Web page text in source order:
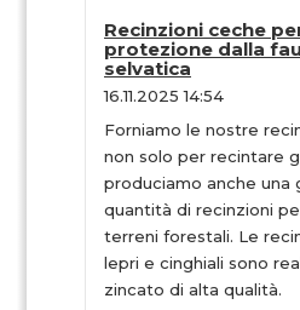
Recinzioni ceche
protezione dalla
selvatica
16.11.2025 14:54
Forniamo le nostre
non solo per recintare
produciamo anche una
quantità di recinzioni
terreni forestali. Le
lepri e cinghiali sono
zincato di alta qualità.